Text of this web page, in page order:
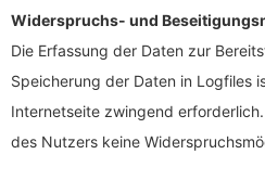
Widerspruchs- und
Die Erfassung der Daten zur
Speicherung der Daten in Logfiles
Internetseite zwingend
des Nutzers keine